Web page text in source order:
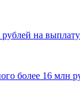
на
более 16 млн